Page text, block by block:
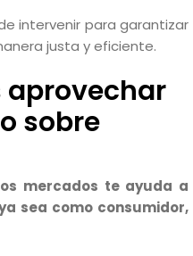
intervenir para garantizar
justa y eficiente.
aprovechar
sobre
mercados te ayuda a
sea como consumidor,